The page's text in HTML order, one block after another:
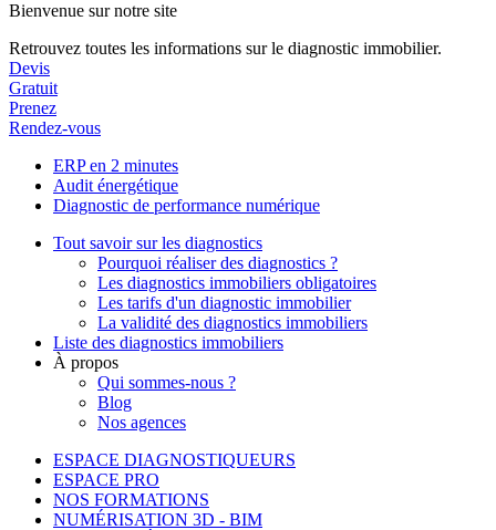
Bienvenue sur notre site
Retrouvez toutes les informations sur le diagnostic immobilier.
Devis
Gratuit
Prenez
Rendez-vous
ERP en 2 minutes
Audit énergétique
Diagnostic de performance numérique
Tout savoir sur les diagnostics
Pourquoi réaliser des diagnostics ?
Les diagnostics immobiliers obligatoires
Les tarifs d'un diagnostic immobilier
La validité des diagnostics immobiliers
Liste des diagnostics immobiliers
À propos
Qui sommes-nous ?
Blog
Nos agences
ESPACE DIAGNOSTIQUEURS
ESPACE PRO
NOS FORMATIONS
NUMÉRISATION 3D - BIM